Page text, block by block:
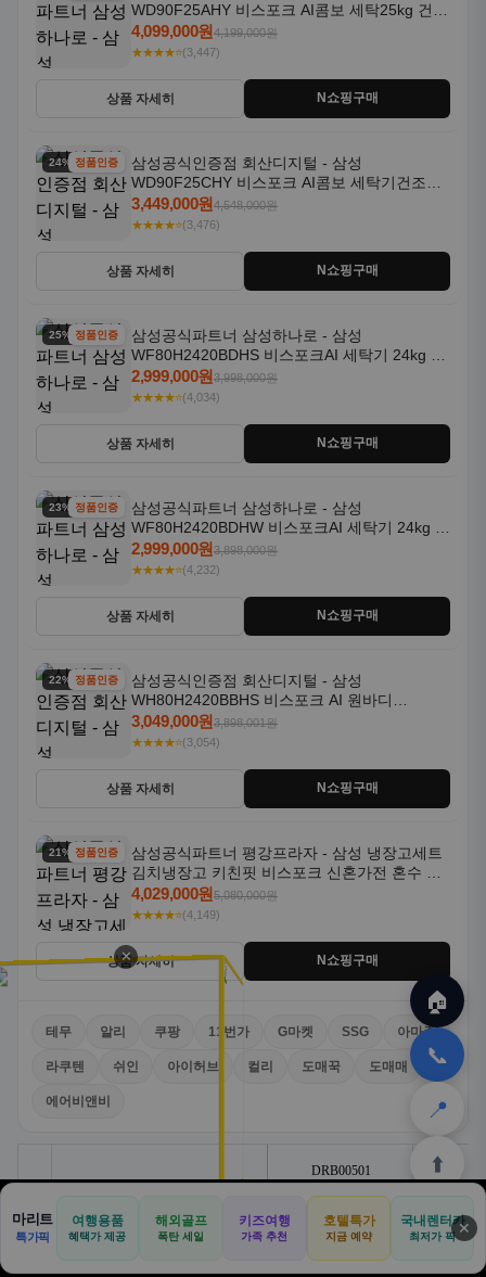
WD90F25AHY 비스포크 AI콤보 세탁25kg 건조
18kg 자동문열림 1등급
4,099,000원4,199,000원
★★★★⭐(3,447)
상품 자세히 N쇼핑구매
24% 할인정품인증
삼성공식인증점 회산디지털 - 삼성
WD90F25CHY 비스포크 AI콤보 세탁기건조기
일체형 25kg+18kg 1등급
3,449,000원4,548,000원
★★★★⭐(3,476)
상품 자세히 N쇼핑구매
25% 할인정품인증
삼성공식파트너 삼성하나로 - 삼성
WF80H2420BDHS 비스포크AI 세탁기 24kg 건
조기 20kg 세제자동투입
2,999,000원3,998,000원
★★★★⭐(4,034)
상품 자세히 N쇼핑구매
23% 할인정품인증
삼성공식파트너 삼성하나로 - 삼성
WF80H2420BDHW 비스포크AI 세탁기 24kg 건
조기 20kg 세제자동투입
2,999,000원3,898,000원
★★★★⭐(4,232)
상품 자세히 N쇼핑구매
22% 할인정품인증
삼성공식인증점 회산디지털 - 삼성
WH80H2420BBHS 비스포크 AI 원바디
24kg+20kg 세제자동투입 1등급
3,049,000원3,898,001원
★★★★⭐(3,054)
상품 자세히 N쇼핑구매
21% 할인정품인증
삼성공식파트너 평강프라자 - 삼성 냉장고세트
김치냉장고 키친핏 비스포크 신혼가전 혼수 입
주가전 빌트인 화이트
4,029,000원5,080,000원
★★★★⭐(4,149)
상품 자세히 N쇼핑구매
테무 알리 쿠팡 11번가 G마켓 SSG 아마존
라쿠텐 쉬인 아이허브 컬리 도매꾹 도매매
에어비앤비
🏠
✈️
공항
⛳
📋
🛒
쿠팡
🎁
테무
🏠
📞
📍
⬆️
🏠 📝
견적
🚐
기사등록
🛒
아마존
✕
마리트
특가픽
여행용품
혜택가 제공
해외골프
폭탄 세일
키즈여행
가족 추천
호텔특가
지금 예약
국내렌터카
최저가 픽 ✕